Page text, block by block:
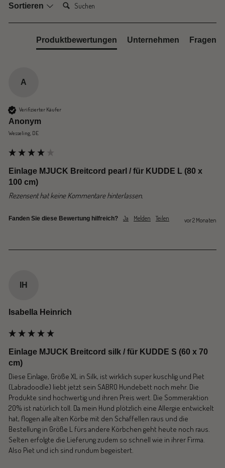
Sortieren
Produktbewertungen Unternehmen Fragen
A
Verifizierter Käufer
Anonym
Wesseling, DE
Einlage MJUCK Breitcord pearl / für KUDDE L (80 x
100 cm)
Rezensent hat keine Kommentare hinterlassen.
Fanden Sie diese Bewertung hilfreich? Ja Melden Teilen vor 2 Monaten
IH
Isabella Heinrich
Einlage MJUCK Breitcord silk / für KUDDE S (60 x 70
cm)
Diese Einlage, Größe XL in Silk, ist wirklich super kuschlig und Piet
(Labradoodle) liebt jetzt sein SABRO Hundebett noch mehr. Die
Produkte sind hochwertig und ihren Preis wert. Die Sommeraktion
20% ist natürlich toll. Da mein Hund plötzlich eine Allergie entwickelt
hat, flogen alle alten Körbe mit den Schaffellen raus und die
Bestellung in Größe L fürs andere Körbchen geht heute noch raus.
Selten erfolgte die Lieferung zudem so schnell wie in ihrer Firma.
Also Piet und ich sind rundum begeistert.